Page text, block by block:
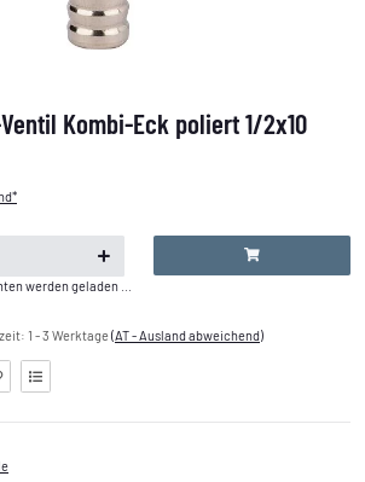
Kombi-Eck poliert 1/2x10
werden geladen ...
1 - 3 Werktage(AT - Ausland abweichend)